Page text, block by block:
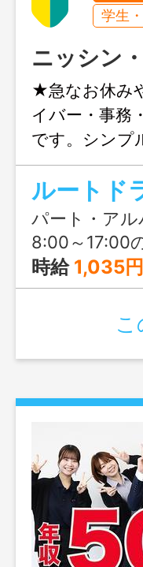
学生
ニッシン
★急なお休み
イバー・事務
です。シンプ
にご応募くだ
ルートド
パート・アル
8:00～17:00
時給 1,035